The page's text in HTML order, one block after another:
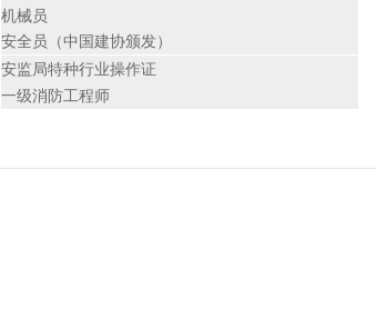
机械员
安全员（中国建协颁发）
安监局特种行业操作证
一级消防工程师